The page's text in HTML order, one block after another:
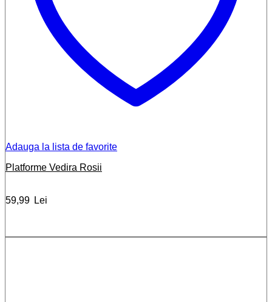
Adauga la lista de favorite
Platforme Vedira Rosii
59,99 Lei